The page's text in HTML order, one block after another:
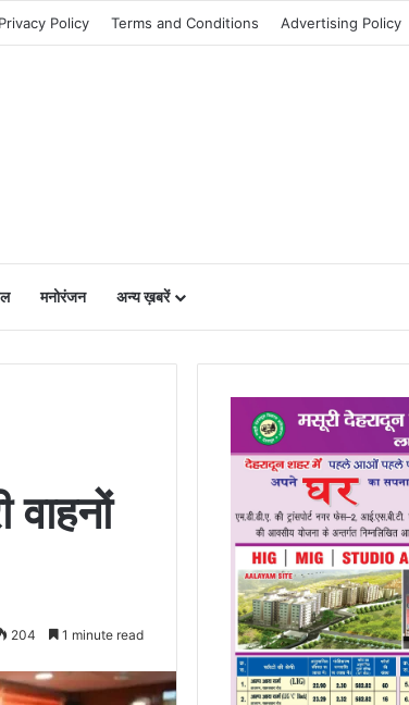
Privacy Policy Terms and Conditions Advertising Policy
मनोरंजन अन्य ख़बरें
204 1 minute read